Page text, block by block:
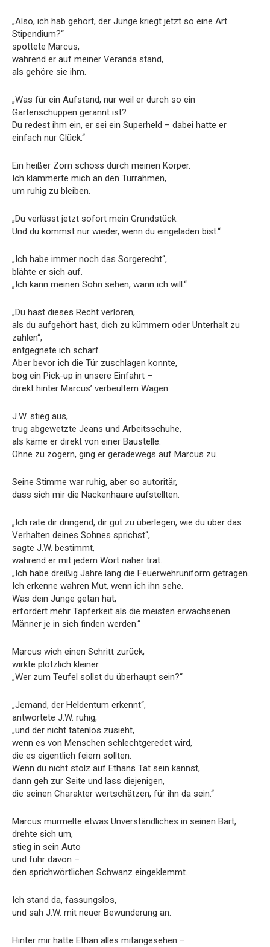
„Also, ich hab gehört, der Junge kriegt jetzt so eine Art
Stipendium?“
spottete Marcus,
während er auf meiner Veranda stand,
als gehöre sie ihm.
„Was für ein Aufstand, nur weil er durch so ein
Gartenschuppen gerannt ist?
Du redest ihm ein, er sei ein Superheld – dabei hatte er
einfach nur Glück.“
Ein heißer Zorn schoss durch meinen Körper.
Ich klammerte mich an den Türrahmen,
um ruhig zu bleiben.
„Du verlässt jetzt sofort mein Grundstück.
Und du kommst nur wieder, wenn du eingeladen bist.“
„Ich habe immer noch das Sorgerecht“,
blähte er sich auf.
„Ich kann meinen Sohn sehen, wann ich will.“
„Du hast dieses Recht verloren,
als du aufgehört hast, dich zu kümmern oder Unterhalt zu
zahlen“,
entgegnete ich scharf.
Aber bevor ich die Tür zuschlagen konnte,
bog ein Pick-up in unsere Einfahrt –
direkt hinter Marcus’ verbeultem Wagen.
J.W. stieg aus,
trug abgewetzte Jeans und Arbeitsschuhe,
als käme er direkt von einer Baustelle.
Ohne zu zögern, ging er geradewegs auf Marcus zu.
Seine Stimme war ruhig, aber so autoritär,
dass sich mir die Nackenhaare aufstellten.
„Ich rate dir dringend, dir gut zu überlegen, wie du über das
Verhalten deines Sohnes sprichst“,
sagte J.W. bestimmt,
während er mit jedem Wort näher trat.
„Ich habe dreißig Jahre lang die Feuerwehruniform getragen.
Ich erkenne wahren Mut, wenn ich ihn sehe.
Was dein Junge getan hat,
erfordert mehr Tapferkeit als die meisten erwachsenen
Männer je in sich finden werden.“
Marcus wich einen Schritt zurück,
wirkte plötzlich kleiner.
„Wer zum Teufel sollst du überhaupt sein?“
„Jemand, der Heldentum erkennt“,
antwortete J.W. ruhig,
„und der nicht tatenlos zusieht,
wenn es von Menschen schlechtgeredet wird,
die es eigentlich feiern sollten.
Wenn du nicht stolz auf Ethans Tat sein kannst,
dann geh zur Seite und lass diejenigen,
die seinen Charakter wertschätzen, für ihn da sein.“
Marcus murmelte etwas Unverständliches in seinen Bart,
drehte sich um,
stieg in sein Auto
und fuhr davon –
den sprichwörtlichen Schwanz eingeklemmt.
Ich stand da, fassungslos,
und sah J.W. mit neuer Bewunderung an.
Hinter mir hatte Ethan alles mitangesehen –